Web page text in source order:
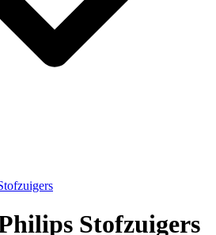
Stofzuigers